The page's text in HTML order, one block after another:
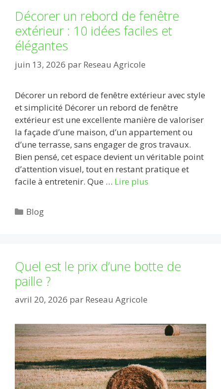
Décorer un rebord de fenêtre
extérieur : 10 idées faciles et
élégantes
juin 13, 2026 par Reseau Agricole
Décorer un rebord de fenêtre extérieur avec style
et simplicité Décorer un rebord de fenêtre
extérieur est une excellente manière de valoriser
la façade d’une maison, d’un appartement ou
d’une terrasse, sans engager de gros travaux.
Bien pensé, cet espace devient un véritable point
d’attention visuel, tout en restant pratique et
facile à entretenir. Que … Lire plus
Catégories
Blog
Quel est le prix d’une botte de
paille ?
avril 20, 2026 par Reseau Agricole